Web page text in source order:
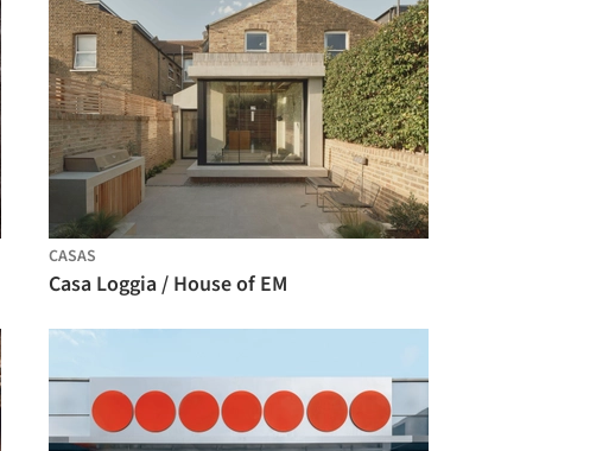
CASAS
Casa Loggia / House of EM